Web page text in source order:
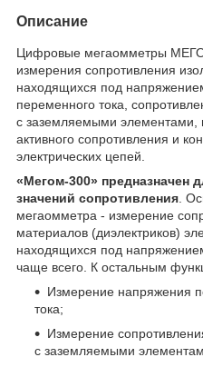
Описание
Цифровые мегаомметры
измерения сопротивления
находящихся под
переменного тока,
с заземляемыми элементами,
активного сопротивления и
электрических цепей.
«Мегом-300» предназначен
значений сопротивления .
мегаомметра - измерение
материалов (диэлектриков)
находящихся под
чаще всего. К остальным
Измерение напряжения
тока;
Измерение
с заземляемыми